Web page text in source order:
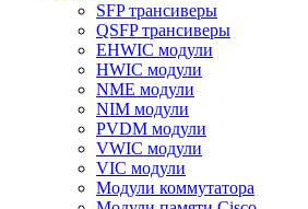
SFP трансиверы
QSFP трансиверы
EHWIC модули
HWIC модули
NME модули
NIM модули
PVDM модули
VWIC модули
VIC модули
Модули коммутатора